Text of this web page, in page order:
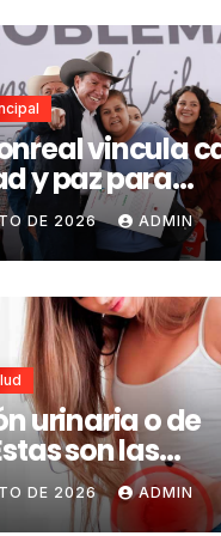
vincula
y paz para
DE 2026 ADMIN
urinaria o de
son las
y las señales
no debes
DE 2026 ADMIN